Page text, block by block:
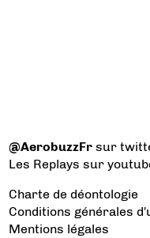
@AerobuzzFr sur
Les Replays sur
Charte de déontologie
Conditions générales
Mentions légales